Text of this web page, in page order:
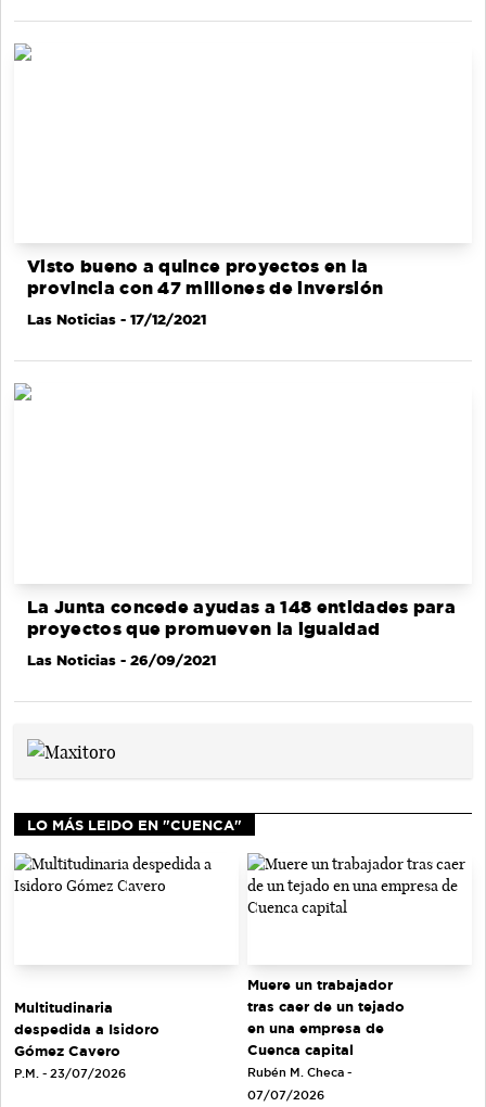
Visto bueno a quince proyectos en la
provincia con 47 millones de inversión
Las Noticias - 17/12/2021
La Junta concede ayudas a 148 entidades para
proyectos que promueven la igualdad
Las Noticias - 26/09/2021
LO MÁS LEIDO EN "CUENCA"
Multitudinaria
despedida a Isidoro
Gómez Cavero
P.M. - 23/07/2026
Muere un trabajador
tras caer de un tejado
en una empresa de
Cuenca capital
Rubén M. Checa -
07/07/2026